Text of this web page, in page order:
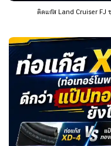
ติดแก๊ส Land Cruiser FJ